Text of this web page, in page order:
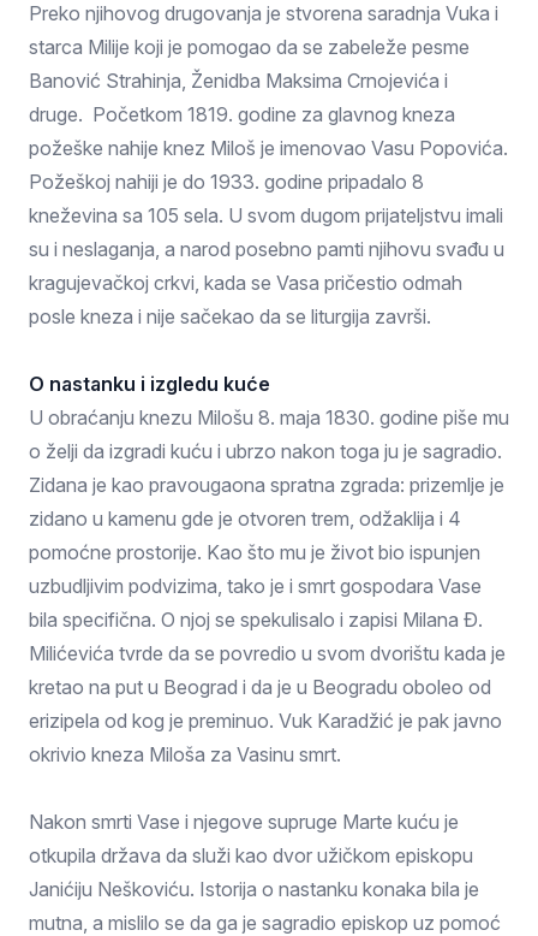
Preko njihovog drugovanja je stvorena saradnja Vuka i
starca Milije koji je pomogao da se zabeleže pesme
Banović Strahinja, Ženidba Maksima Crnojevića i
druge. Početkom 1819. godine za glavnog kneza
požeške nahije knez Miloš je imenovao Vasu Popovića.
Požeškoj nahiji je do 1933. godine pripadalo 8
kneževina sa 105 sela. U svom dugom prijateljstvu imali
su i neslaganja, a narod posebno pamti njihovu svađu u
kragujevačkoj crkvi, kada se Vasa pričestio odmah
posle kneza i nije sačekao da se liturgija završi.
O nastanku i izgledu kuće
U obraćanju knezu Milošu 8. maja 1830. godine piše mu
o želji da izgradi kuću i ubrzo nakon toga ju je sagradio.
Zidana je kao pravougaona spratna zgrada: prizemlje je
zidano u kamenu gde je otvoren trem, odžaklija i 4
pomoćne prostorije. Kao što mu je život bio ispunjen
uzbudljivim podvizima, tako je i smrt gospodara Vase
bila specifična. O njoj se spekulisalo i zapisi Milana Đ.
Milićevića tvrde da se povredio u svom dvorištu kada je
kretao na put u Beograd i da je u Beogradu oboleo od
erizipela od kog je preminuo. Vuk Karadžić je pak javno
okrivio kneza Miloša za Vasinu smrt.
Nakon smrti Vase i njegove supruge Marte kuću je
otkupila država da služi kao dvor užičkom episkopu
Janićiju Neškoviću. Istorija o nastanku konaka bila je
mutna, a mislilo se da ga je sagradio episkop uz pomoć